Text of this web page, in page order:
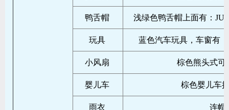
鸭舌帽 浅绿色鸭舌帽上面有：
玩具 蓝色汽车玩具，车窗有
小风扇 棕色熊头式可
婴儿车 棕色婴儿车
雨衣 连帽